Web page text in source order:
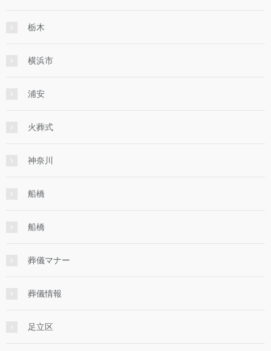
栃木
横浜市
浦安
火葬式
神奈川
船橋
船橋
葬儀マナー
葬儀情報
足立区